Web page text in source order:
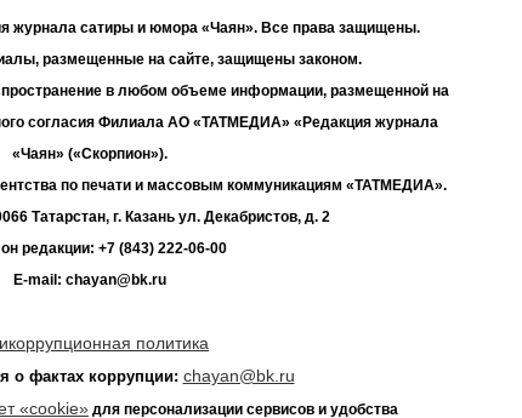
журнала сатиры и юмора «Чаян». Все права защищены.
размещенные на сайте, защищены законом.
в любом объеме информации, размещенной на
согласия Филиала АО «ТАТМЕДИА» «Редакция журнала
«Чаян» («Скорпион»).
по печати и массовым коммуникациям «ТАТМЕДИА».
Татарстан, г. Казань ул. Декабристов, д. 2
редакции: +7 (843) 222-06-00
E-mail: chayan@bk.ru
политика
о фактах коррупции: chayan@bk.ru
«cookie» для персонализации сервисов и удобства